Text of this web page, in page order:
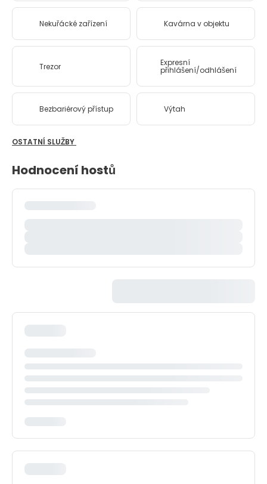
Nekuřácké zařízení Kavárna v objektu
Trezor Expresní
přihlášení/odhlášení
Bezbariérový přístup Výtah
OSTATNÍ SLUŽBY
Hodnocení hostů